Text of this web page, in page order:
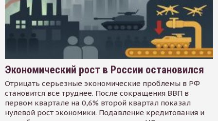
Экономический рост в России остановился
Отрицать серьезные экономические проблемы в РФ
становится все труднее. После сокращения ВВП в
первом квартале на 0,6% второй квартал показал
нулевой рост экономики. Подавление кредитования и